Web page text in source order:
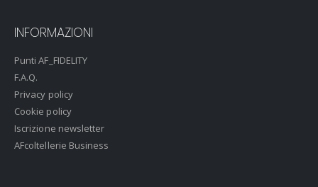
INFORMAZIONI
Punti AF_FIDELITY
F.A.Q.
Privacy policy
Cookie policy
Iscrizione newsletter
AFcoltellerie Business